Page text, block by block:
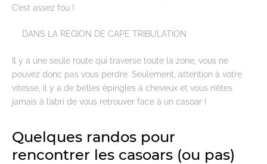
C’est assez fou !
DANS LA REGION DE CAPE TRIBULATION
Il y a une seule route qui traverse toute la zone, vous ne
pouvez donc pas vous perdre. Seulement, attention à votre
vitesse, il y a de belles épingles à cheveux et vous n’êtes
jamais à l’abri de vous retrouver face à un casoar !
Quelques randos pour
rencontrer les casoars (ou pas)